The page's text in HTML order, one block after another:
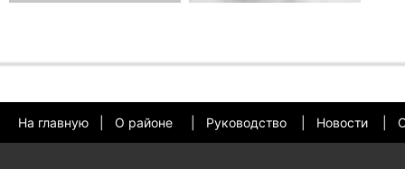
На главную О районе Руководство Новости